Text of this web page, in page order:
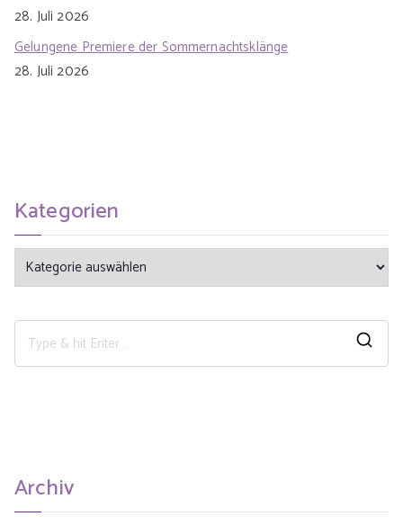
28. Juli 2026
Gelungene Premiere der Sommernachtsklänge
28. Juli 2026
Kategorien
a
n
Archiv